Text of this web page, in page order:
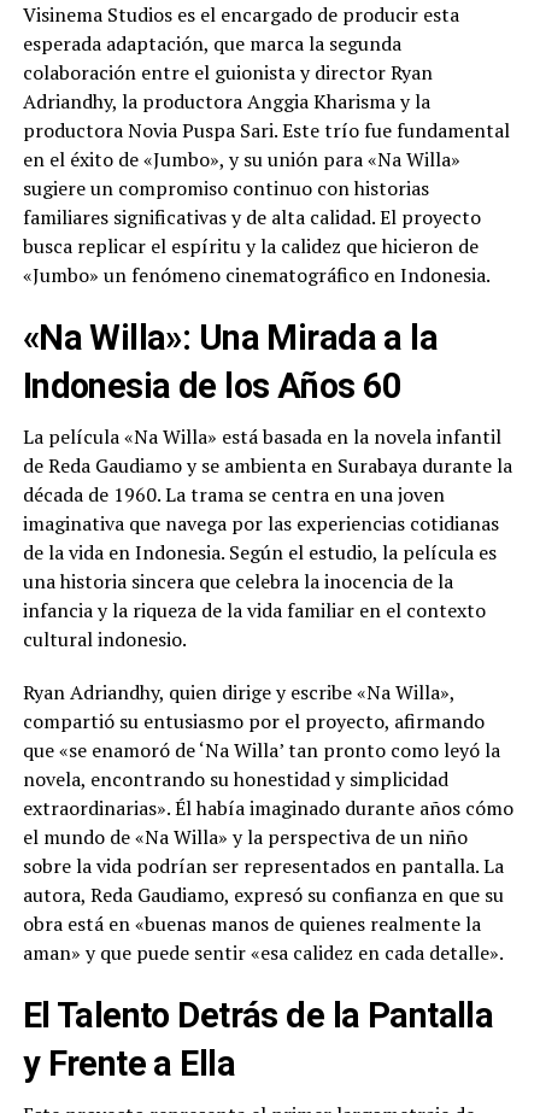
Visinema Studios es el encargado de producir esta
esperada adaptación, que marca la segunda
colaboración entre el guionista y director Ryan
Adriandhy, la productora Anggia Kharisma y la
productora Novia Puspa Sari. Este trío fue fundamental
en el éxito de «Jumbo», y su unión para «Na Willa»
sugiere un compromiso continuo con historias
familiares significativas y de alta calidad. El proyecto
busca replicar el espíritu y la calidez que hicieron de
«Jumbo» un fenómeno cinematográfico en Indonesia.
«Na Willa»: Una Mirada a la
Indonesia de los Años 60
La película «Na Willa» está basada en la novela infantil
de Reda Gaudiamo y se ambienta en Surabaya durante la
década de 1960. La trama se centra en una joven
imaginativa que navega por las experiencias cotidianas
de la vida en Indonesia. Según el estudio, la película es
una historia sincera que celebra la inocencia de la
infancia y la riqueza de la vida familiar en el contexto
cultural indonesio.
Ryan Adriandhy, quien dirige y escribe «Na Willa»,
compartió su entusiasmo por el proyecto, afirmando
que «se enamoró de ‘Na Willa’ tan pronto como leyó la
novela, encontrando su honestidad y simplicidad
extraordinarias». Él había imaginado durante años cómo
el mundo de «Na Willa» y la perspectiva de un niño
sobre la vida podrían ser representados en pantalla. La
autora, Reda Gaudiamo, expresó su confianza en que su
obra está en «buenas manos de quienes realmente la
aman» y que puede sentir «esa calidez en cada detalle».
El Talento Detrás de la Pantalla
y Frente a Ella